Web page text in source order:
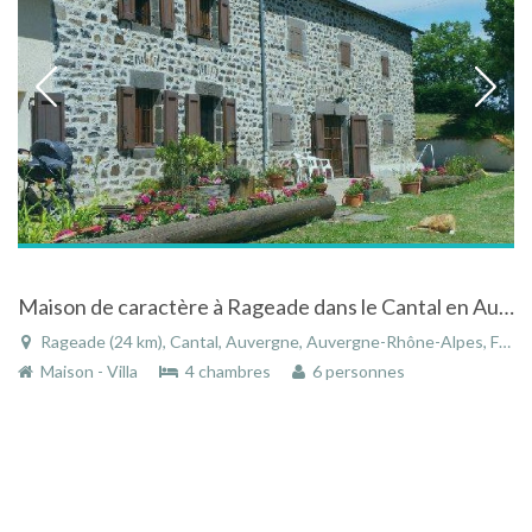
Maison de caractère à Rageade dans le Cantal en Auvergne
Rageade (24 km), Cantal, Auvergne, Auvergne-Rhône-Alpes, France
Maison - Villa
4 chambres 6 personnes